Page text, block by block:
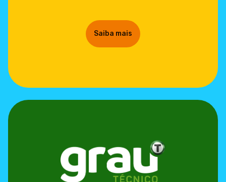
Saiba mais